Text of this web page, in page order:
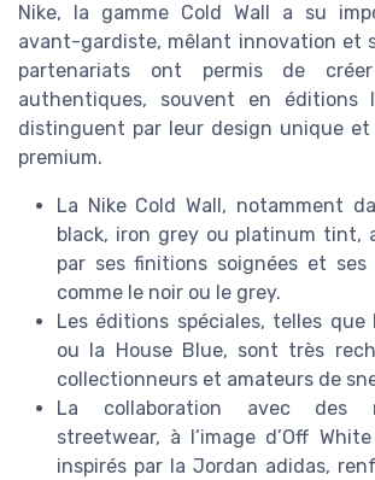
Nike, la gamme Cold Wall a su
avant-gardiste, mêlant innovation et
partenariats ont permis de
authentiques, souvent en éditions
distinguent par leur design unique et
premium.
La Nike Cold Wall, notamment
black, iron grey ou platinum tint,
par ses finitions soignées et ses
comme le noir ou le grey.
Les éditions spéciales, telles que
ou la House Blue, sont très
collectionneurs et amateurs de
La collaboration avec des
streetwear, à l’image d’Off
inspirés par la Jordan adidas,